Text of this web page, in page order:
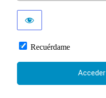
Recuérdame